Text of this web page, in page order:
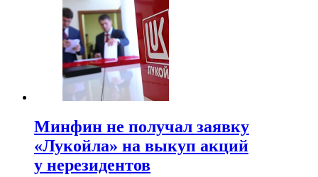
Минфин не получал заявку
«Лукойла» на выкуп акций
у нерезидентов